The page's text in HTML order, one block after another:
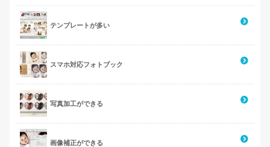
テンプレートが多い
スマホ対応フォトブック
写真加工ができる
画像補正ができる